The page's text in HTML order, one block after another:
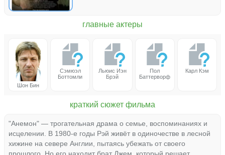
главные актеры
Шон Бин
Сэмюэл
Боттомли
Льюис Иэн
Брэй
Пол
Баттерворф
Карл Кэм
краткий сюжет фильма
"Анемон" — трогательная драма о семье, воспоминаниях и
исцелении. В 1980-е годы Рэй живёт в одиночестве в лесной
хижине на севере Англии, пытаясь убежать от своего